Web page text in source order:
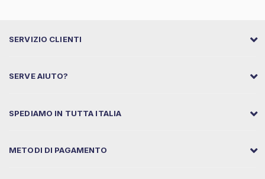
SERVIZIO CLIENTI
SERVE AIUTO?
SPEDIAMO IN TUTTA ITALIA
METODI DI PAGAMENTO